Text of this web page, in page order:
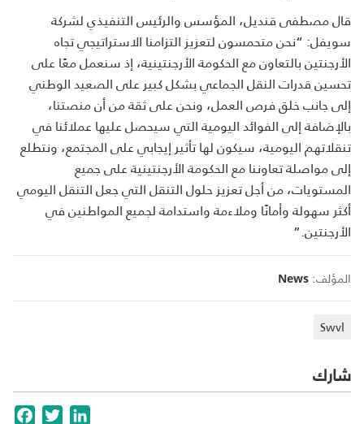
قال مصطفى قنديل، المؤسس والرئيس التنفيذي لشركة
سويفل: “نحن متحمسون لتعزيز التزامنا الاستراتيجي تجاه
الأرجنتين بالتعاون مع الحكومة الأرجنتينية، إذ سنعمل معًا على
تحسين قدرات النقل الجماعي بشكل كبير على الصعيد الوطني
إلى جانب خلق فرص العمل، ونحن على ثقة من أن منصتنا،
بالإضافة إلى الفوائد اليومية التي سيحصل عليها عملائنا في
تنقلاتهم اليومية، سيكون لها تأثير إيجابي على المجتمع، ونتطلع
إلى مواصلة تعاوننا مع الحكومة الأرجنتينية على جميع
المستويات، من أجل تعزيز حلول التنقل التي جعل التنقل اليومي
أكثر سهولة وأمانًا وملاءمة واستدامة لجميع المواطنين في
الأرجنتين”.
المؤلف: News
Swvl
شارك
TwitterLinkedIn